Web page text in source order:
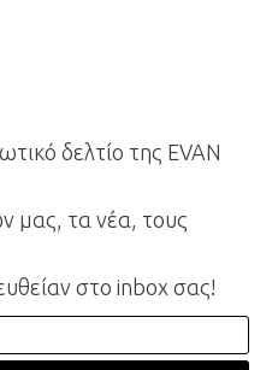
δελτίο της EVAN
μας, τα νέα, τους
στο inbox σας!